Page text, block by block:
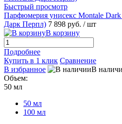
Быстрый просмотр
Парфюмерия унисекс Montale
Дарк Перпл) 7 898 руб. / шт
В корзину
Подробнее
Купить в 1 клик Сравнение
В избранное
В
Объем:
50 мл
50 мл
100 мл